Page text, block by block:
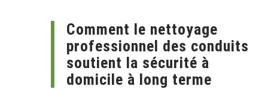
Comment le nettoyage
professionnel des conduits
soutient la sécurité à
domicile à long terme